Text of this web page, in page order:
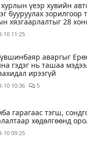
хурлын үеэр хувийн
бууруулах зорилгоор
хязгаарлалтыг 28
10 11:25
аваргыг
гэдэг нь ташаа
ирээгүй
10 10:36 5
гарагаас тэгш,
хөдөлгөөнд
10 09:25